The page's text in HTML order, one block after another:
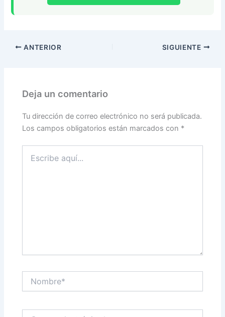
ANTERIOR SIGUIENTE
Deja un comentario
Tu dirección de correo electrónico no será publicada.
Los campos obligatorios están marcados con *
aquí...